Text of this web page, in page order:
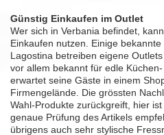
Günstig Einkaufen im Outlet
Wer sich in Verbania befindet,
Einkaufen nutzen. Einige
Lagostina betreiben eigene
vor allem bekannt für edle
erwartet seine Gäste in einem
Firmengelände. Die grössten
Wahl-Produkte zurückgreift, hier
genaue Prüfung des Artikels
übrigens auch sehr stylische